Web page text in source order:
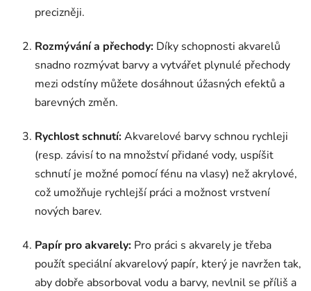
precizněji.
Rozmývání a přechody: Díky schopnosti akvarelů
snadno rozmývat barvy a vytvářet plynulé přechody
mezi odstíny můžete dosáhnout úžasných efektů a
barevných změn.
Rychlost schnutí:Akvarelové barvy schnou rychleji
(resp. závisí to na množství přidané vody, uspíšit
schnutí je možné pomocí fénu na vlasy) než akrylové,
což umožňuje rychlejší práci a možnost vrstvení
nových barev.
Papír pro akvarely: Pro práci s akvarely je třeba
použít speciální akvarelový papír, který je navržen tak,
aby dobře absorboval vodu a barvy, nevlnil se příliš a